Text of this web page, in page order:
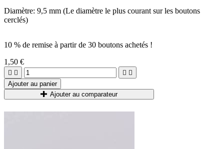
Diamètre: 9,5 mm (Le diamètre le plus courant sur les boutons
cerclés)
10 % de remise à partir de 30 boutons achetés !
1,50 €
   
Ajouter au panier
Ajouter au comparateur